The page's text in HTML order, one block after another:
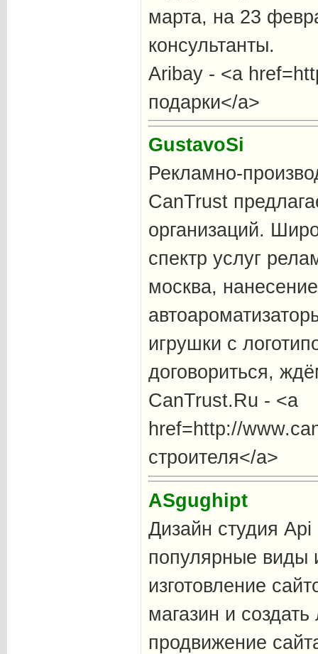
марта, на 23
консультанты.
Aribay - <a
подарки</a>
GustavoSi
Рекламно-
CanTrust
организаций.
спектр услуг
москва,
игрушки с
договориться,
CanTrust.Ru - <a
href=http://
строителя</a>
ASgughipt
Дизайн студия
популярные виды
изготовление
магазин и создать
продвижение